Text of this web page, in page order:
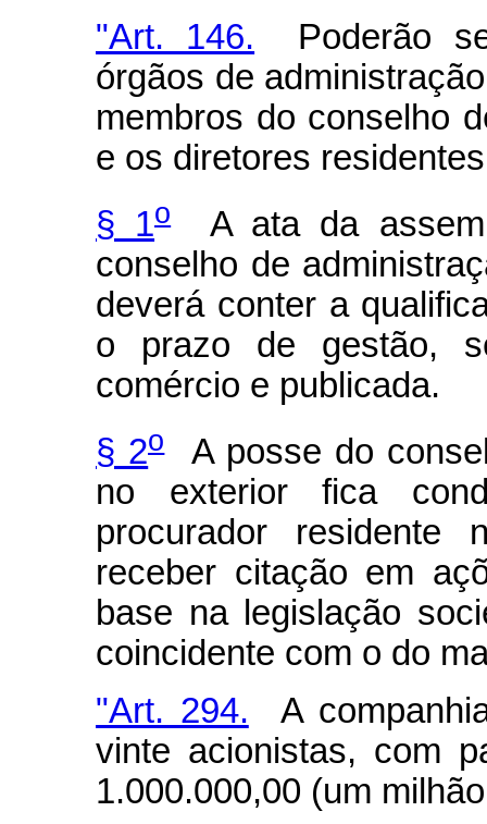
"Art. 146. Poderão
órgãos de
membros do conselho
e os diretores
§ 1oA ata da
conselho de
deverá conter a
o prazo de gestão,
comércio e publicada.
§ 2oA posse do
no exterior fica
procurador
receber citação em
base na legislação
coincidente com o do
"Art. 294. A
vinte acionistas, com
1.000.000,00 (um